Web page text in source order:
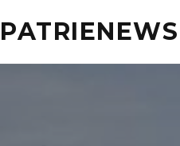
PATRIENEWS